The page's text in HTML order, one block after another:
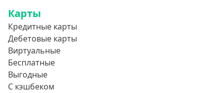
Карты
Кредитные карты
Дебетовые карты
Виртуальные
Бесплатные
Выгодные
С кэшбеком